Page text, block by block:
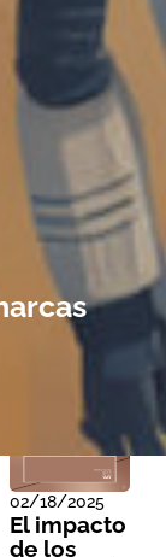
02/18/2025
El impacto
de los
PáginaPáginaPáginaPágina